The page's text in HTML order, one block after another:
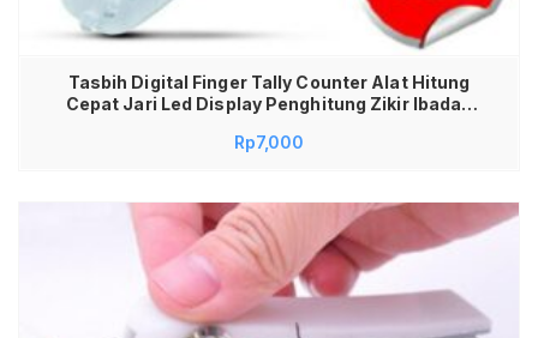
Tasbih Digital Finger Tally Counter Alat Hitung
Cepat Jari Led Display Penghitung Zikir Ibadah
Praktis Portable Penghitung Stok Barang
Rp7,000